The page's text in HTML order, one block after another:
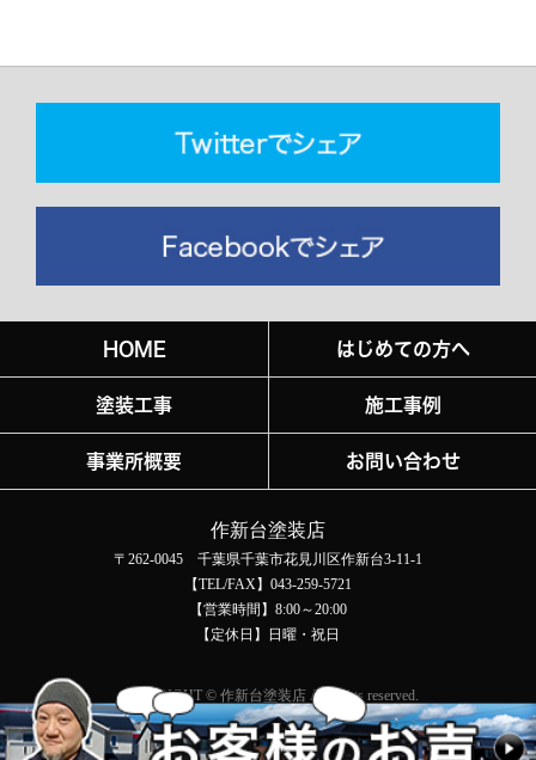
HOME はじめての方へ
塗装工事 施工事例
事業所概要 お問い合わせ
作新台塗装店
〒262-0045 千葉県千葉市花見川区作新台3-11-1
【TEL/FAX】043-259-5721
【営業時間】8:00～20:00
【定休日】日曜・祝日
COPYRIGHT © 作新台塗装店 All rights reserved.